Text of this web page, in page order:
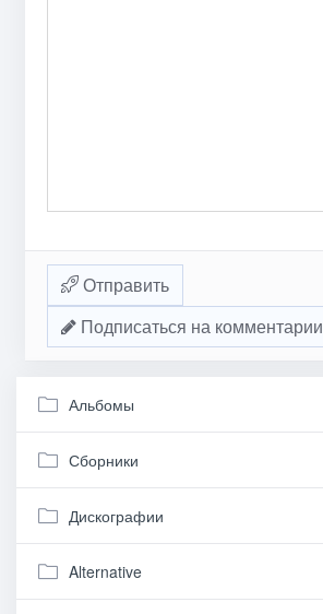
Отправить
Подписаться на комментарии
Альбомы
Сборники
Дискографии
Alternative